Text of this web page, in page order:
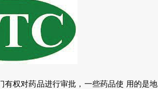
有权对药品进行审批，一些药品使 用的是地